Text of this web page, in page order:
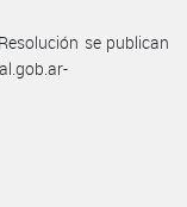
se publican